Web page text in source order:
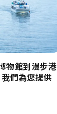
物館到漫步港
們為您提供